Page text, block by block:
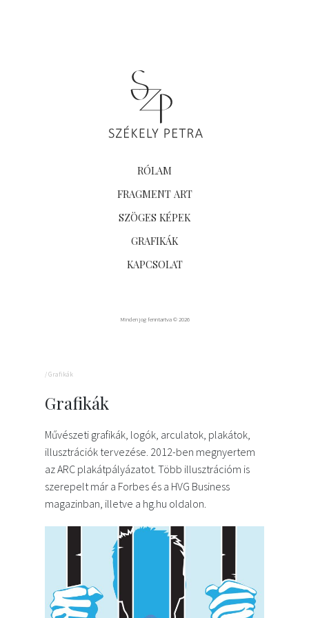
RÓLAM
FRAGMENT ART
SZÖGES KÉPEK
GRAFIKÁK
KAPCSOLAT
Minden jog fenntartva © 2026
/Grafikák
Grafikák
Művészeti grafikák, logók, arculatok, plakátok,
illusztrációk tervezése. 2012-ben megnyertem
az ARC plakátpályázatot. Több illusztrációm is
szerepelt már a Forbes és a HVG Business
magazinban, illetve a hg.hu oldalon.